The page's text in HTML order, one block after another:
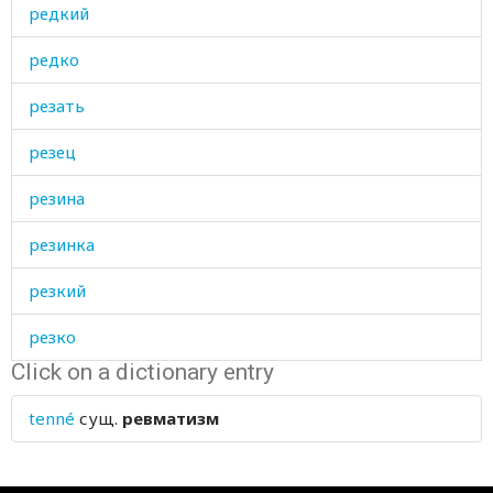
редкий
редко
резать
резец
резина
резинка
резкий
резко
результат
резьба
Click on a dictionary entry
tenné сущ. ревматизм